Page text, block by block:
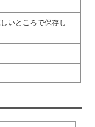
いところで保存し